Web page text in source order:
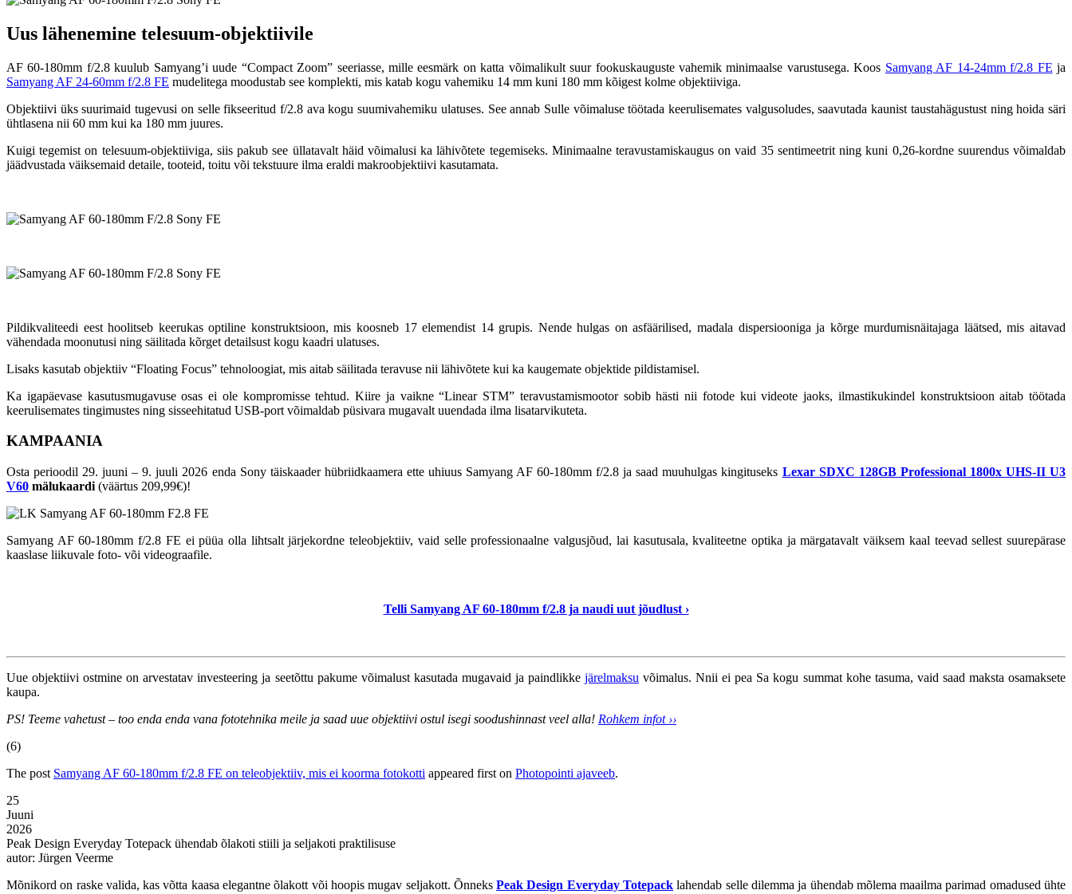
Uus lähenemine telesuum-objektiivile
AF 60-180mm f/2.8 kuulub Samyang’i uude “Compact Zoom” seeriasse, mille eesmärk on katta võimalikult suur fookuskauguste vahemik minimaalse varustusega. Koos Samyang AF 14-24mm f/2.8 FE ja
Samyang AF 24-60mm f/2.8 FE mudelitega moodustab see komplekti, mis katab kogu vahemiku 14 mm kuni 180 mm kõigest kolme objektiiviga.
Objektiivi üks suurimaid tugevusi on selle fikseeritud f/2.8 ava kogu suumivahemiku ulatuses. See annab Sulle võimaluse töötada keerulisemates valgusoludes, saavutada kaunist taustahägustust ning hoida säri
ühtlasena nii 60 mm kui ka 180 mm juures.
Kuigi tegemist on telesuum-objektiiviga, siis pakub see üllatavalt häid võimalusi ka lähivõtete tegemiseks. Minimaalne teravustamiskaugus on vaid 35 sentimeetrit ning kuni 0,26-kordne suurendus võimaldab
jäädvustada väiksemaid detaile, tooteid, toitu või tekstuure ilma eraldi makroobjektiivi kasutamata.
Pildikvaliteedi eest hoolitseb keerukas optiline konstruktsioon, mis koosneb 17 elemendist 14 grupis. Nende hulgas on asfäärilised, madala dispersiooniga ja kõrge murdumisnäitajaga läätsed, mis aitavad
vähendada moonutusi ning säilitada kõrget detailsust kogu kaadri ulatuses.
Lisaks kasutab objektiiv “Floating Focus” tehnoloogiat, mis aitab säilitada teravuse nii lähivõtete kui ka kaugemate objektide pildistamisel.
Ka igapäevase kasutusmugavuse osas ei ole kompromisse tehtud. Kiire ja vaikne “Linear STM” teravustamismootor sobib hästi nii fotode kui videote jaoks, ilmastikukindel konstruktsioon aitab töötada
keerulisemates tingimustes ning sisseehitatud USB-port võimaldab püsivara mugavalt uuendada ilma lisatarvikuteta.
KAMPAANIA
Osta perioodil 29. juuni – 9. juuli 2026 enda Sony täiskaader hübriidkaamera ette uhiuus Samyang AF 60-180mm f/2.8 ja saad muuhulgas kingituseks Lexar SDXC 128GB Professional 1800x UHS-II U3
V60 mälukaardi (väärtus 209,99€)!
Samyang AF 60-180mm f/2.8 FE ei püüa olla lihtsalt järjekordne teleobjektiiv, vaid selle professionaalne valgusjõud, lai kasutusala, kvaliteetne optika ja märgatavalt väiksem kaal teevad sellest suurepärase
kaaslase liikuvale foto- või videograafile.
Telli Samyang AF 60-180mm f/2.8 ja naudi uut jõudlust ›
Uue objektiivi ostmine on arvestatav investeering ja seetõttu pakume võimalust kasutada mugavaid ja paindlikkejärelmaksu võimalus. Nnii ei pea Sa kogu summat kohe tasuma, vaid saad maksta osamaksete
kaupa.
PS! Teeme vahetust – too enda enda vana fototehnika meile ja saad uue objektiivi ostul isegi soodushinnast veel alla! Rohkem infot ››
(6)
The post Samyang AF 60-180mm f/2.8 FE on teleobjektiiv, mis ei koorma fotokotti appeared first on Photopointi ajaveeb.
25
Juuni
2026
Peak Design Everyday Totepack ühendab õlakoti stiili ja seljakoti praktilisuse
autor: Jürgen Veerme
Mõnikord on raske valida, kas võtta kaasa elegantne õlakott või hoopis mugav seljakott. ÕnneksPeak Design Everyday Totepack lahendab selle dilemma ja ühendab mõlema maailma parimad omadused ühte